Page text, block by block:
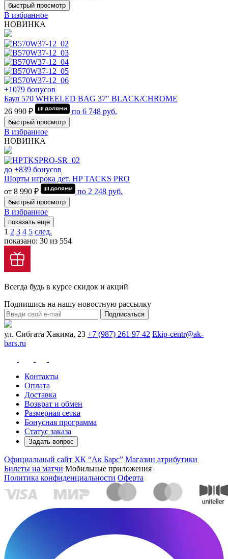
быстрый просмотр
В избранное
НОВИНКА
+1079 бонусов
Баул 570 WHEELED BAG 37" BLACK/CHROME
26 990 ₽
по 6 748 руб.
быстрый просмотр
В избранное
НОВИНКА
до +839 бонусов
Шорты игрока дет. HP TACKS PRO
от 8 990 ₽
по 2 248 руб.
быстрый просмотр
В избранное
показать еще
1 2 3 4 5 след.
показано: 30 из 554
Всегда будь в курсе скидок и акций
Подпишись на нашу новостную рассылку
Подписаться
ул. Сибгата Хакима, 23 +7 (987) 261 97 42 Ekip-centr@ak-
bars.ru
Контакты
Оплата
Доставка
Возврат и обмен
Размерная сетка
Бонусная программа
Статус заказа
Задать вопрос
Официальный сайт ХК “Ак Барс” Магазин атрибутики
Билеты на матчи Мобильные приложения
Политика конфиденциальности Оферта